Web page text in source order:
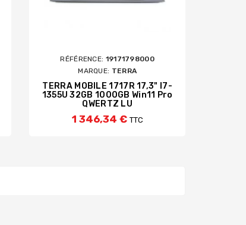
RÉFÉRENCE: 19171798000
MARQUE: TERRA
TERRA MOBILE 1717R 17,3" I7-
1355U 32GB 1000GB Win11 Pro
QWERTZ LU
1 346,34 € TTC